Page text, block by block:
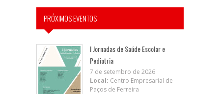
PRÓXIMOS EVENTOS
I Jornadas de Saúde Escolar e
Pediatria
7 de setembro de 2026
Local: Centro Empresarial de
Paços de Ferreira